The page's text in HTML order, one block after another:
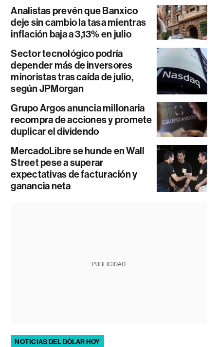
Analistas prevén que Banxico
deje sin cambio la tasa mientras
inflación baja a 3,13% en julio
Sector tecnológico podría
depender más de inversores
minoristas tras caída de julio,
según JPMorgan
Grupo Argos anuncia millonaria
recompra de acciones y promete
duplicar el dividendo
MercadoLibre se hunde en Wall
Street pese a superar
expectativas de facturación y
ganancia neta
PUBLICIDAD
NOTICIAS DEL DÓLAR HOY